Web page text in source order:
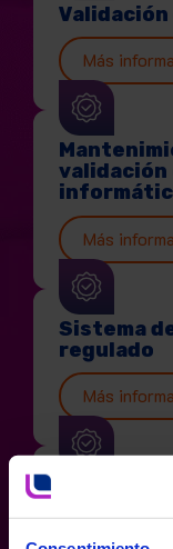
Más
validación
Más
Sistema
regulado
Más
Revisión